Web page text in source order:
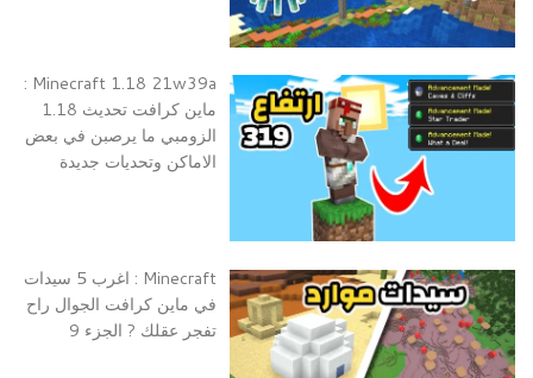
Minecraft 1.18 21w39a :
ماين كرافت تحديث 1.18
الزومبي ما يرصبن في بعض
الاماكن وتحديات جديدة
Minecraft : اغرب 5 سيدات
في ماين كرافت الجوال راح
تفجر عقلك ? الجزء 9